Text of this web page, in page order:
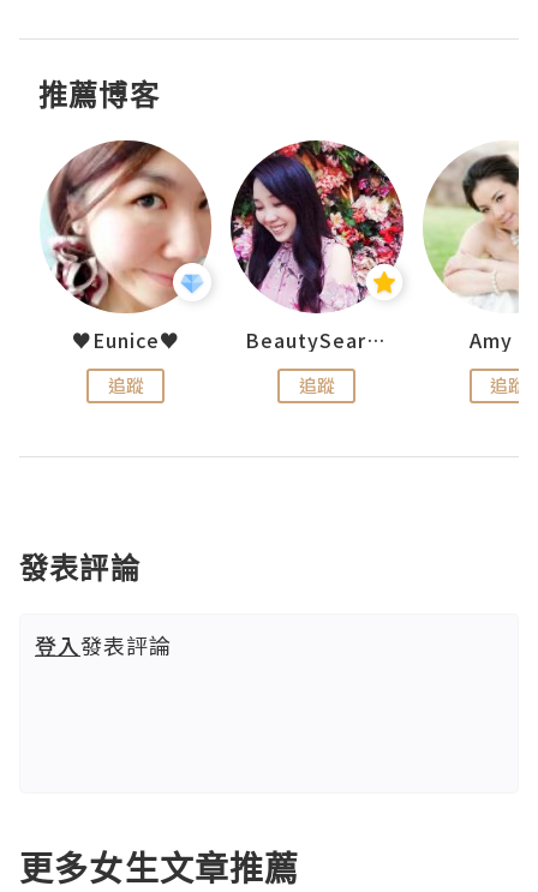
推薦博客
♥Eunice♥
追蹤
BeautySearch
追蹤
Amy
追蹤
發表評論
登入發表評論
更多女生文章推薦